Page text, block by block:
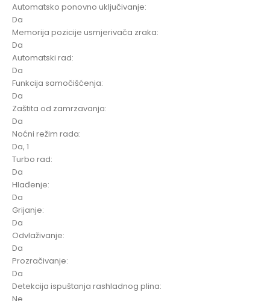
Automatsko ponovno uključivanje:
Da
Memorija pozicije usmjerivača zraka:
Da
Automatski rad:
Da
Funkcija samočišćenja:
Da
Zaštita od zamrzavanja:
Da
Noćni režim rada:
Da, 1
Turbo rad:
Da
Hlađenje:
Da
Grijanje:
Da
Odvlaživanje:
Da
Prozračivanje:
Da
Detekcija ispuštanja rashladnog plina: